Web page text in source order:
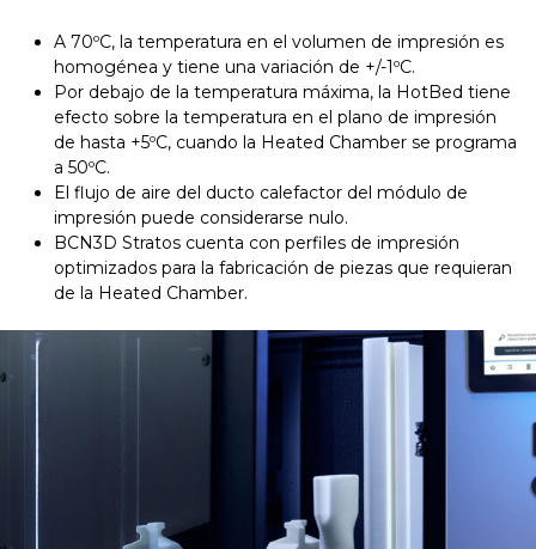
A 70ºC, la temperatura en el volumen de impresión es
homogénea y tiene una variación de +/-1ºC.
Por debajo de la temperatura máxima, la HotBed tiene
efecto sobre la temperatura en el plano de impresión
de hasta +5ºC, cuando la Heated Chamber se programa
a 50ºC.
El flujo de aire del ducto calefactor del módulo de
impresión puede considerarse nulo.
BCN3D Stratos cuenta con perfiles de impresión
optimizados para la fabricación de piezas que requieran
de la Heated Chamber.